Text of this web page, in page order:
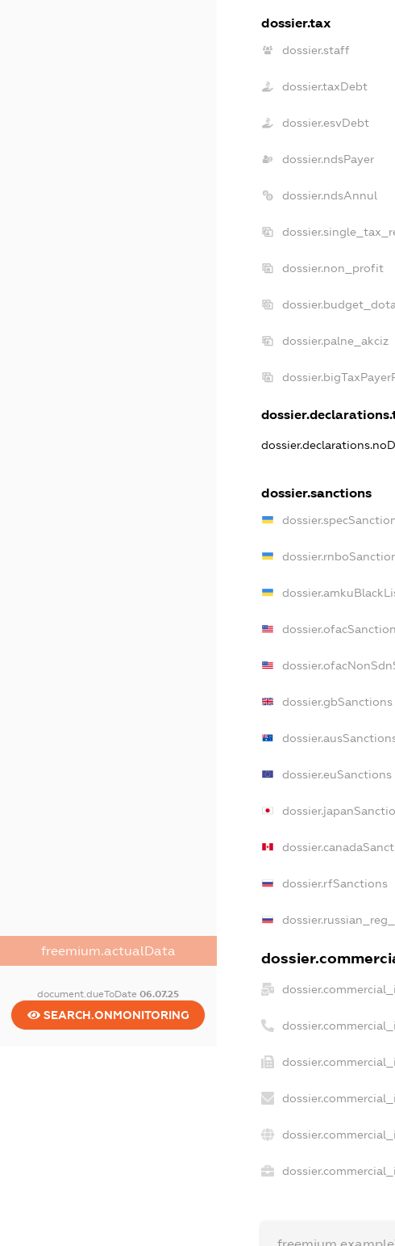
freemium.actualData
document.dueToDate06.07.25
SEARCH.ONMONITORING
dossier.tax
dossier.staff
dossier.taxDebt
dossier.esvDebt
dossier.ndsPayer
dossier.ndsAnnul
dossier.non_profit
dossier.palne_akciz
dossier.sanctions
dossier.gbSanctions
dossier.euSanctions
dossier.rfSanctions